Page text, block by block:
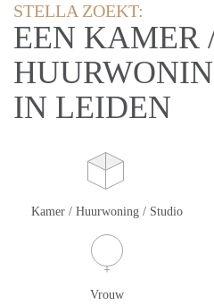
STELLA ZOEKT:
EEN KAMER
IN LEIDEN
Kamer / Huurwoning / Studio
Vrouw